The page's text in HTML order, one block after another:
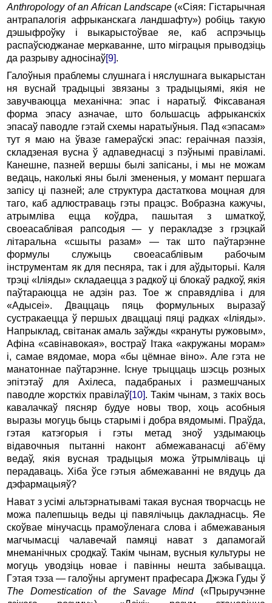
Anthropology of an African Landscape(«Сіяя: Гістарычная
антрапалогія афрыканскага ландшафту») робіць такую
дэшыфроўку і выкарыстоўвае яе, каб аспрэчыць
распаўсюджанае меркаванне, што міграцыя прыводзіць
да разрыву адносінаў[9].
Галоўныя праблемы слушнага і няслушнага выкарыстан
ня вуснай традыцыі звязаны з традыцыямі, якія не
завучваюцца механічна: эпас і наратыў. Фіксаваная
форма эпасу азначае, што большасць афрыканскіх
эпасаў паводле гэтай схемы наратыўныя. Пад «эпасам»
тут я маю на ўвазе гамераўскі эпас: гераічная паэзія,
складзеная вусна ў адпаведнасці з пэўнымі правіламі.
Канешне, пазней вершы былі запісаны, і мы не можам
ведаць, наколькі яны былі змененыя, у момант першага
запісу ці пазней; але структура дастаткова моцная для
таго, каб адлюстраваць гэты працэс. Вобразна кажучы,
атрымліва ецца коўдра, пашытая з шматкоў,
своеасаблівая рапсодыя — у перакладзе з грэцкай
літаральна «сшыты разам» — так што паўтарэнне
формулы служыць своеасаблівым рабочым
інструментам як для песняра, так і для аўдыторыі. Каля
трэці «Іліяды» складаецца з радкоў ці блокаў радкоў, якія
паўтараюцца не адзін раз. Тое ж справядліва і для
«Адысеі». Дваццаць пяць формульных выразаў
сустракаецца ў першых дваццаці пяці радках «Іліяды».
Напрыклад, світанак амаль заўжды «крануты ружовым»,
Афіна «савінавокая», востраў Ітака «акружаны морам»
і, самае вядомае, мора «бы цёмнае віно». Але гэта не
манатоннае паўтарэнне. Існуе трыццаць шэсць розных
эпітэтаў для Ахілеса, падабраных і размешчаных
паводле жорсткіх правілаў[10]. Такім чынам, з такіх вось
кавалачкаў пясняр будуе новы твор, хоць асобныя
выразы могуць быць старымі і добра вядомымі. Праўда,
гэтая катэгорыя і гэты метад зноў уздымаюць
відавочныя пытанні наконт абмежаванасці аб’ёму
ведаў, якія вусная традыцыя можа ўтрымліваць ці
перадаваць. Хіба ўсе гэтыя абмежаванні не вядуць да
дэфармацыяў?
Нават з усімі альтэрнатывамі такая вусная творчасць не
можа палепшыць веды ці павялічыць дакладнасць. Яе
скоўвае мінучасць прамоўленага слова і абмежаваныя
магчымасці чалавечай памяці нават з дапамогай
мнеманічных сродкаў. Такім чынам, вусныя культуры не
могуць уводзіць новае і павінны нешта забывацца.
Гэтая тэза — галоўны аргумент прафесара Джэка Гуды ў
The Domestication of the Savage Mind(«Прыручэнне